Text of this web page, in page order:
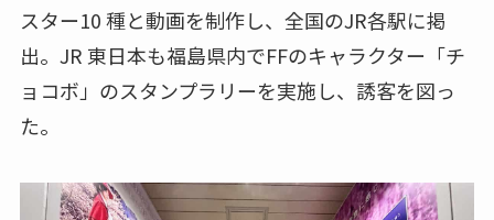
スター10 種と動画を制作し、全国のJR各駅に掲
出。JR 東日本も福島県内でFFのキャラクター「チ
ョコボ」のスタンプラリーを実施し、誘客を図っ
た。